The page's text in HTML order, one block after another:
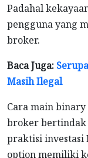
Padahal
pengguna yang
broker.
Baca Juga:
Masih Ilegal
Cara main
broker bertindak
praktisi investasi
option memiliki